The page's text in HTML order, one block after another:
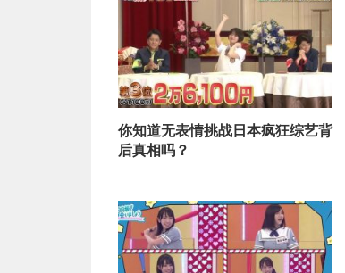
你知道无表情挑战日本疯狂综艺背
后真相吗？